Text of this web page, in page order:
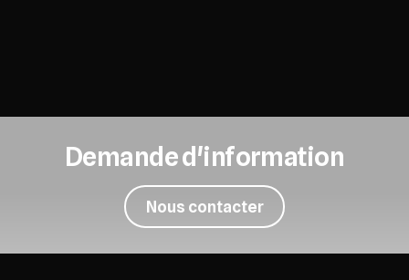
Demande d'information
Nous contacter